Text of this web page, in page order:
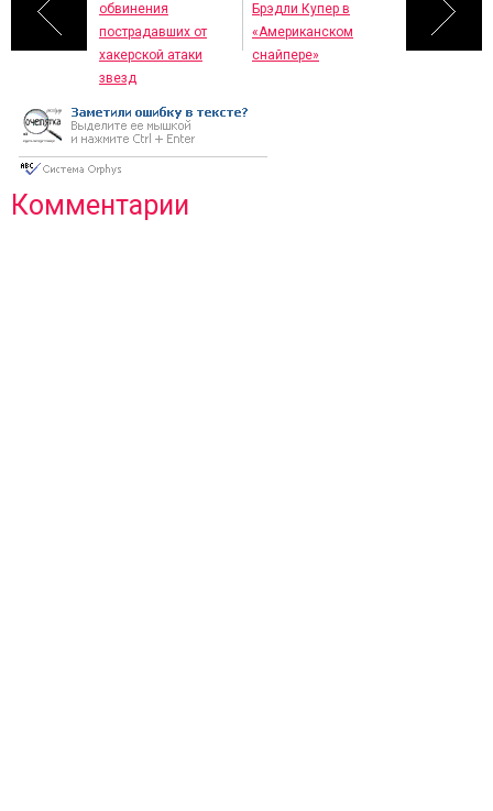
обвинения
пострадавших от
хакерской атаки
звезд
Брэдли Купер в
«Американском
снайпере»
Комментарии